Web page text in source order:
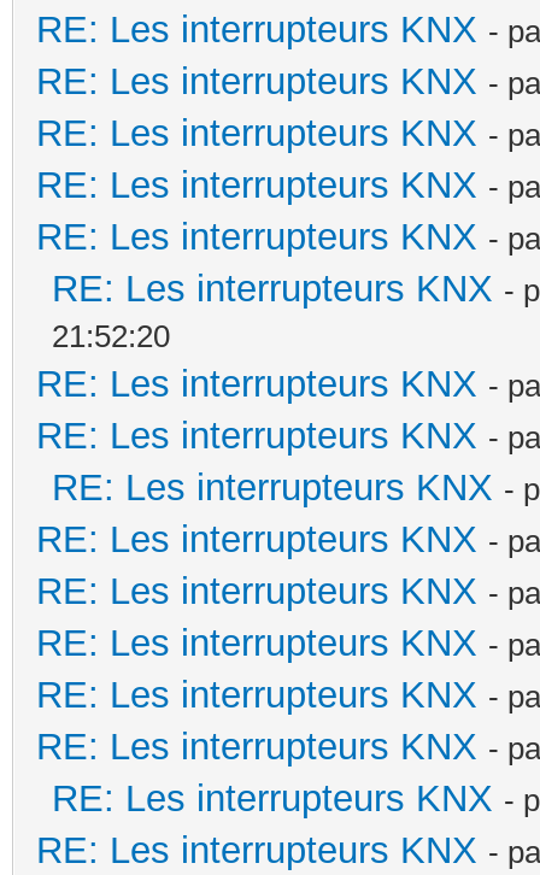
RE: Les interrupteurs KNX -
RE: Les interrupteurs KNX -
RE: Les interrupteurs KNX -
RE: Les interrupteurs KNX -
RE: Les interrupteurs KNX -
RE: Les interrupteurs KNX -
21:52:20
RE: Les interrupteurs KNX -
RE: Les interrupteurs KNX -
RE: Les interrupteurs KNX -
RE: Les interrupteurs KNX -
RE: Les interrupteurs KNX -
RE: Les interrupteurs KNX -
RE: Les interrupteurs KNX -
RE: Les interrupteurs KNX -
RE: Les interrupteurs KNX -
RE: Les interrupteurs KNX -